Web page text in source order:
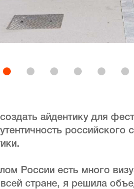
айдентику для
российского
России есть много
стране, я решила